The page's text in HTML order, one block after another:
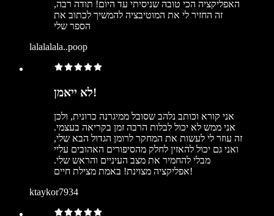
האפליקציה הכי טובה שניסיתי עד היום! תודה רבה,
זה החזיר לי את המוטיבציה להמשיך לכתוב את
הספר שלי
lalalalala..poop
לא ייאמן!
אני קורא וכותב נלהב שסובל ממיגרנה כרונית, ולכן
אני ממש לא יכול לבלות הרבה זמן בקריאה בעצמי.
זה עוזר לי לעשות את המחקר לרומן הגדול הבא שלי,
ואני גם יכול להאזין לחלק מהסיפורים האהובים עליי
מבלי להחמיר את מצב העיניים והראש שלי.
אפליקציה מצוינת! באמת מצילת חיים!
ktaykor7934